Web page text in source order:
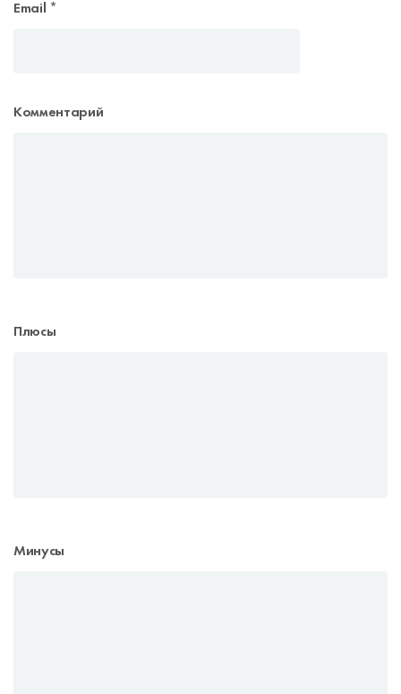
Email *
Комментарий
Плюсы
Минусы